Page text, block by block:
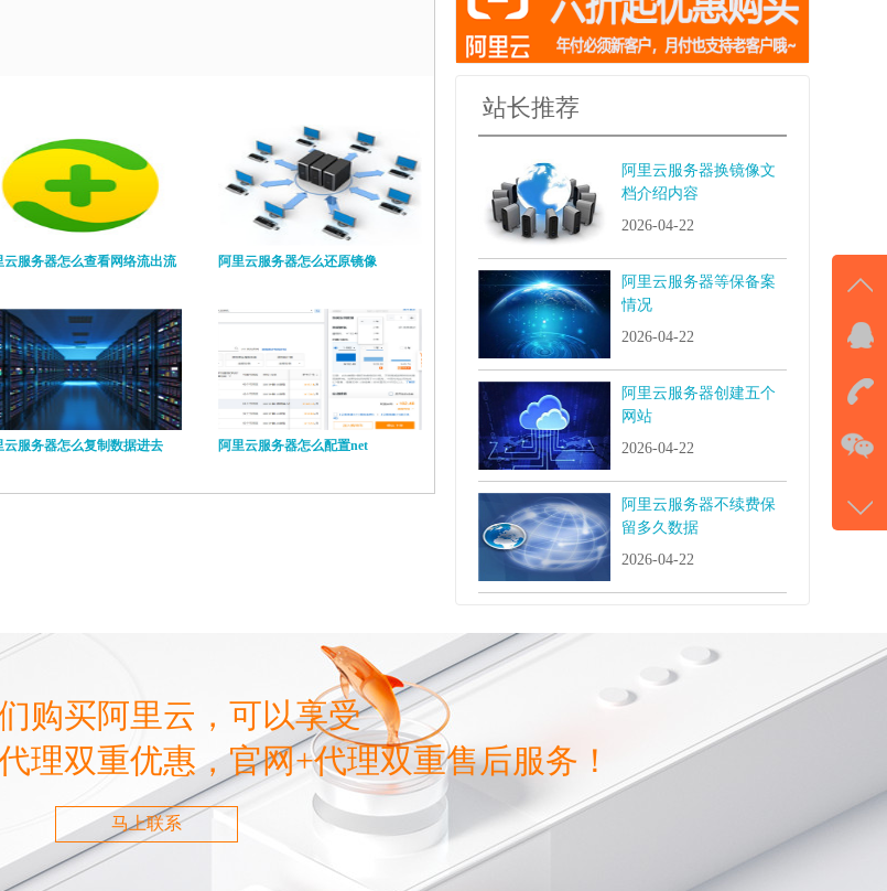
云服务器怎么查看网络流出流
阿里云服务器怎么还原镜像
云服务器怎么复制数据进去 阿里云服务器怎么配置net
站长推荐
阿里云服务器换镜像文
档介绍内容
2026-04-22
阿里云服务器等保备案
情况
2026-04-22
阿里云服务器创建五个
网站
2026-04-22
阿里云服务器不续费保
留多久数据
2026-04-22
购买阿里云，可以享受
理双重优惠，官网+代理双重售后服务！
马上联系
QQ
击
177-